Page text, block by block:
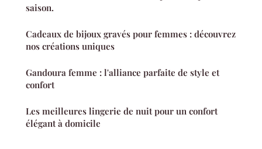
saison.
Cadeaux de bijoux gravés pour femmes : découvrez
nos créations uniques
Gandoura femme : l'alliance parfaite de style et
confort
Les meilleures lingerie de nuit pour un confort
élégant à domicile